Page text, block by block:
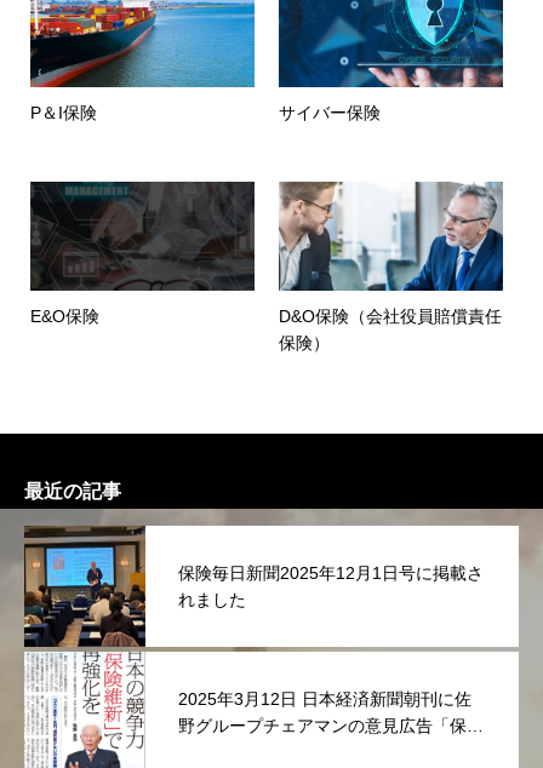
P＆I保険 サイバー保険
E&O保険
D&O保険（会社役員賠償責任
保険）
最近の記事
保険毎日新聞2025年12月1日号に掲載さ
れました
2025年3月12日 日本経済新聞朝刊に佐
野グループチェアマンの意見広告「保険